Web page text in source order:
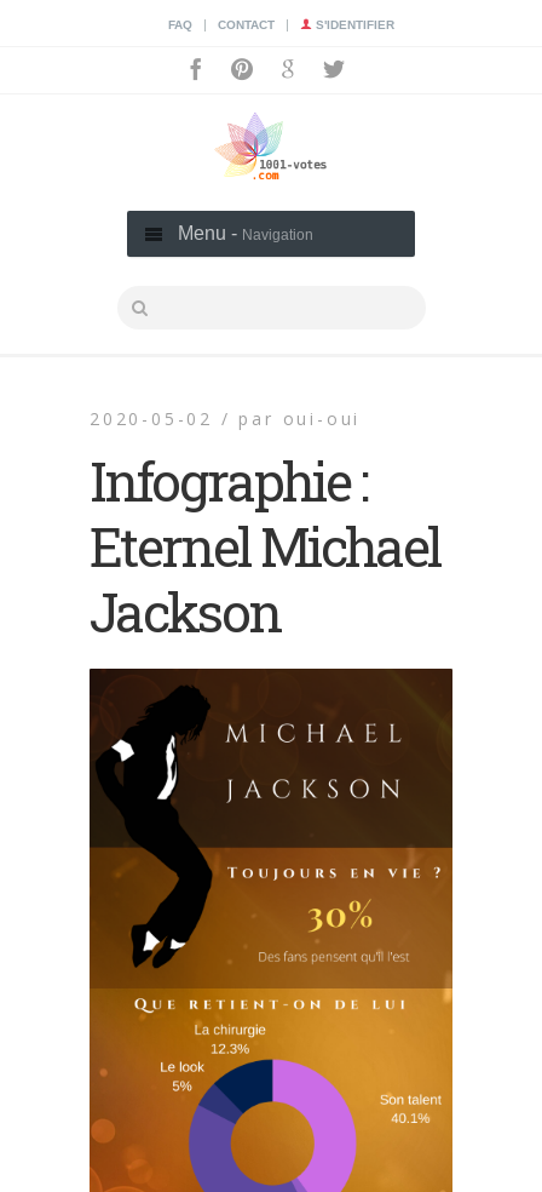
FAQ | CONTACT | S'IDENTIFIER
Menu - Navigation
2020-05-02 / par oui-oui
Infographie :
Eternel Michael
Jackson